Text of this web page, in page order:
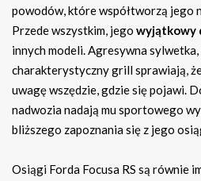
powodów, które współtworzą jego
Przede wszystkim, jego wyjątkowy
innych modeli. Agresywna
charakterystyczny grill sprawiają,
uwagę wszędzie, gdzie się pojawi.
nadwozia nadają mu sportowego
bliższego zapoznania się z jego
Osiągi Forda Focusa RS są równie